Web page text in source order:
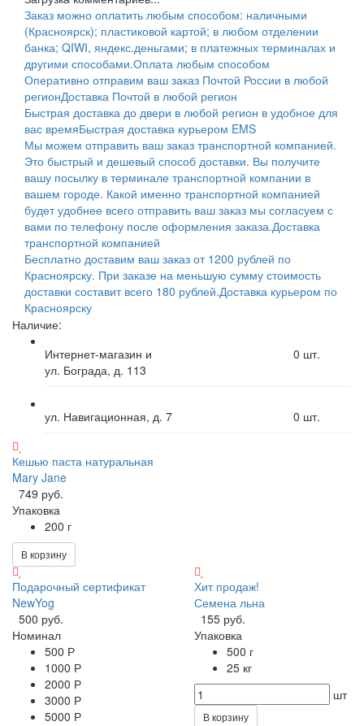
Заказ можно оплатить любым способом: наличными
(Красноярск); пластиковой картой; в любом отделении
банка; QIWI, яндекс.деньгами; в платежных терминалах и
другими способами.Оплата любым способом
Оперативно отправим ваш заказ Почтой России в любой
регионДоставка Почтой в любой регион
Быстрая доставка до двери в любой регион в удобное для
вас времяБыстрая доставка курьером EMS
Мы можем отправить ваш заказ транспортной компанией.
Это быстрый и дешевый способ доставки. Вы получите
вашу посылку в терминале транспортной компании в
вашем городе. Какой именно транспортной компанией
будет удобнее всего отправить ваш заказ мы согласуем с
вами по телефону после оформления заказа.Доставка
транспортной компанией
Бесплатно доставим ваш заказ от 1200 рублей по
Красноярску. При заказе на меньшую сумму стоимость
доставки составит всего 180 рублей.Доставка курьером по
Красноярску
Наличие:
Интернет-магазин и
ул. Бограда, д. 113
0 шт.
ул. Навигационная, д. 7 0 шт.
Кешью паста натуральная
Mary Jane
749 руб.
Упаковка
200 г
В корзину
Подарочный сертификат
NewYog
500 руб.
Номинал
500 Р
1000 Р
2000 Р
3000 Р
5000 Р
Хит продаж!
Семена льна
155 руб.
Упаковка
500 г
25 кг
шт
В корзину